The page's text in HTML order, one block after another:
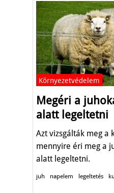
Környezetvédelem
Megéri a
alatt legeltetni
Azt vizsgálták meg a
mennyire éri meg a
alatt legeltetni.
juh napelem legeltetés